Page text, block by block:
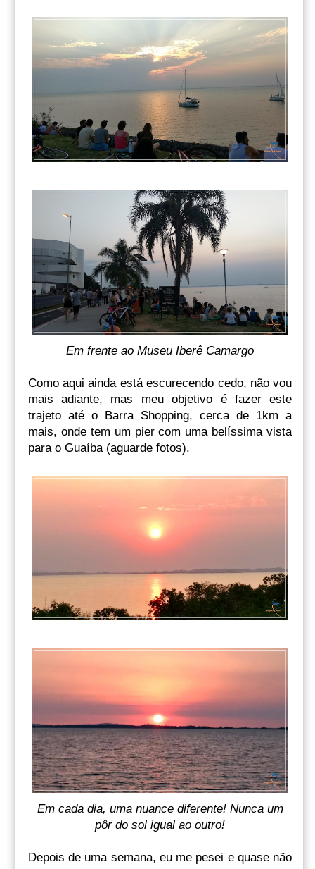
Em frente ao Museu Iberê Camargo
Como aqui ainda está escurecendo cedo, não vou
mais adiante, mas meu objetivo é fazer este
trajeto até o Barra Shopping, cerca de 1km a
mais, onde tem um pier com uma belíssima vista
para o Guaíba (aguarde fotos).
Em cada dia, uma nuance diferente! Nunca um
pôr do sol igual ao outro!
Depois de uma semana, eu me pesei e quase não